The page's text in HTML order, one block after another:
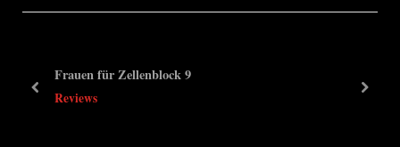
v
u
t
Frauen für Zellenblock 9
Reviews
prev next